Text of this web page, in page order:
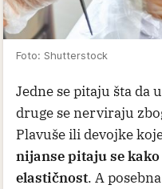
Foto: Shutterstock
Jedne se pitaju šta da
druge se nerviraju
Plavuše ili devojke
nijanse pitaju se
elastičnost. A